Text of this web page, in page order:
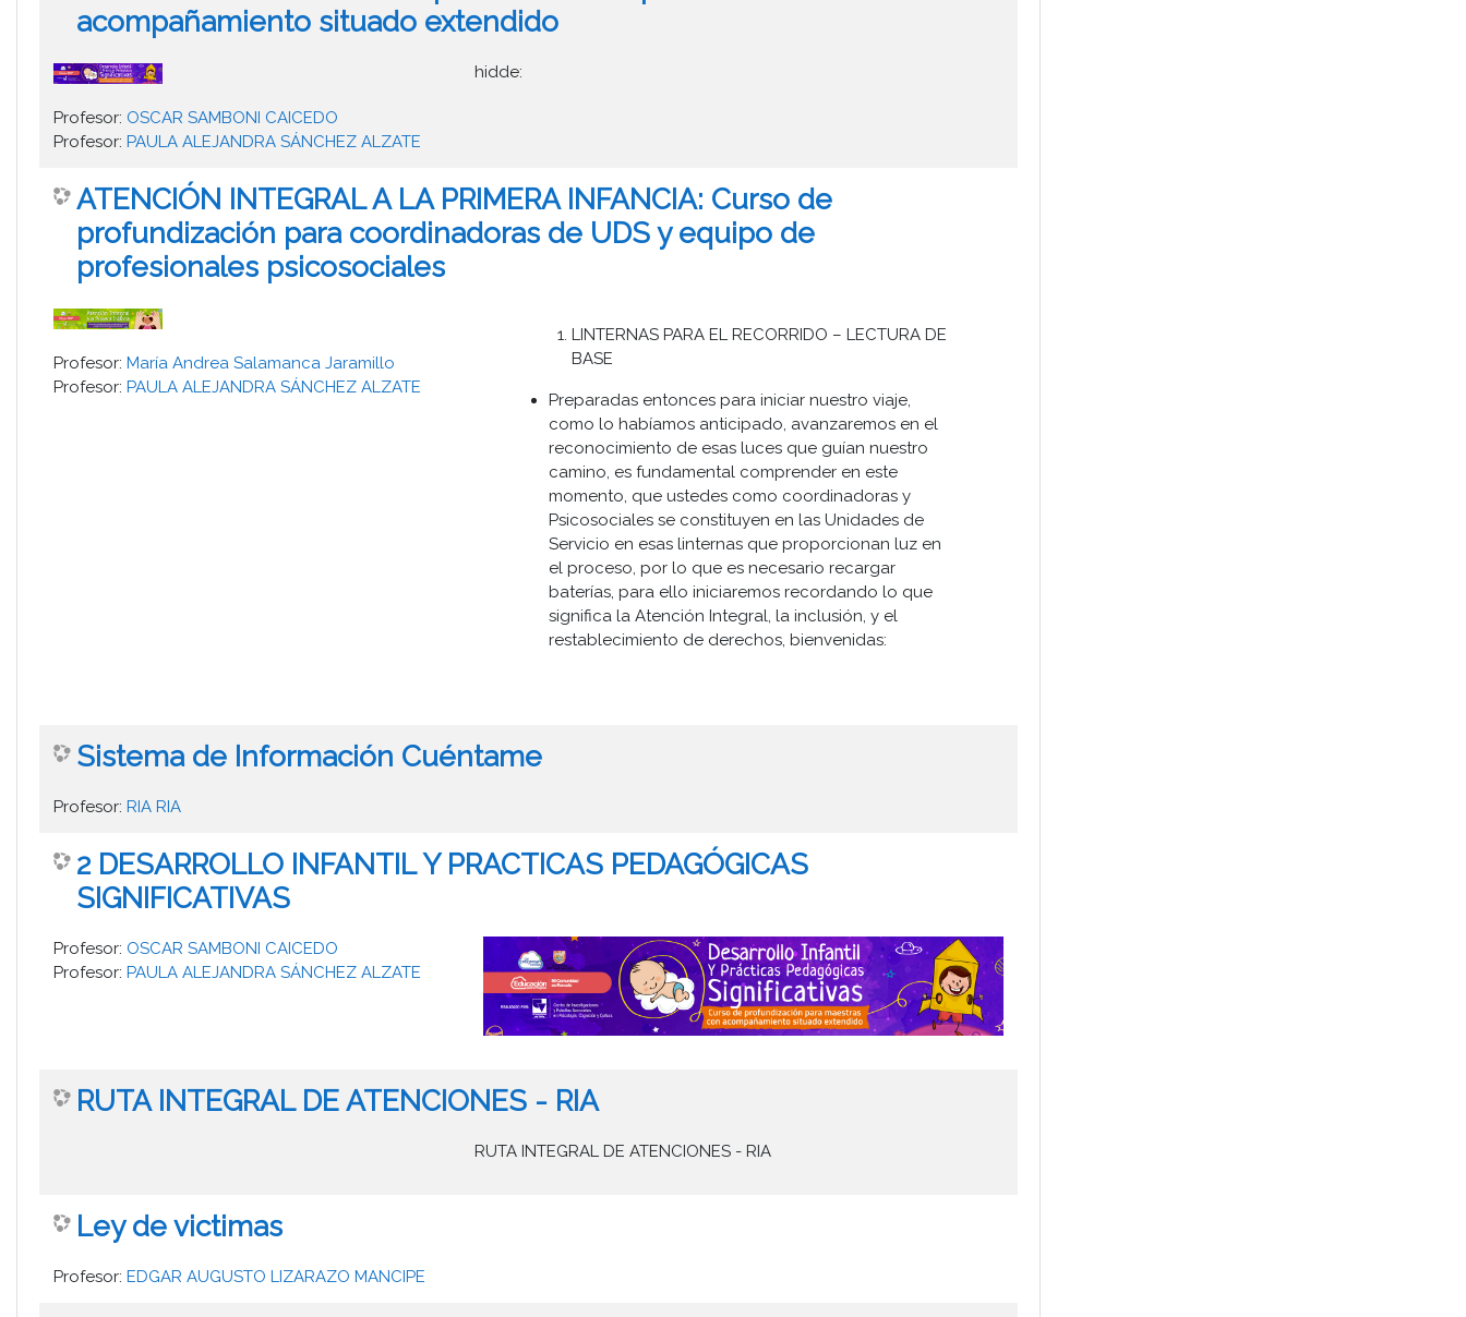
acompañamiento situado extendido
hidde:
Profesor: OSCAR SAMBONI CAICEDO
Profesor: PAULA ALEJANDRA SÁNCHEZ ALZATE
ATENCIÓN INTEGRAL A LA PRIMERA INFANCIA: Curso de
profundización para coordinadoras de UDS y equipo de
profesionales psicosociales
LINTERNAS PARA EL RECORRIDO – LECTURA DE
BASE
Preparadas entonces para iniciar nuestro viaje,
como lo habíamos anticipado, avanzaremos en el
reconocimiento de esas luces que guían nuestro
camino, es fundamental comprender en este
momento, que ustedes como coordinadoras y
Psicosociales se constituyen en las Unidades de
Servicio en esas linternas que proporcionan luz en
el proceso, por lo que es necesario recargar
baterías, para ello iniciaremos recordando lo que
significa la Atención Integral, la inclusión, y el
restablecimiento de derechos, bienvenidas:
Profesor: María Andrea Salamanca Jaramillo
Profesor: PAULA ALEJANDRA SÁNCHEZ ALZATE
Sistema de Información Cuéntame
Profesor: RIA RIA
2 DESARROLLO INFANTIL Y PRACTICAS PEDAGÓGICAS
SIGNIFICATIVAS
Profesor: OSCAR SAMBONI CAICEDO
Profesor: PAULA ALEJANDRA SÁNCHEZ ALZATE
RUTA INTEGRAL DE ATENCIONES - RIA
RUTA INTEGRAL DE ATENCIONES - RIA
Ley de victimas
Profesor: EDGAR AUGUSTO LIZARAZO MANCIPE